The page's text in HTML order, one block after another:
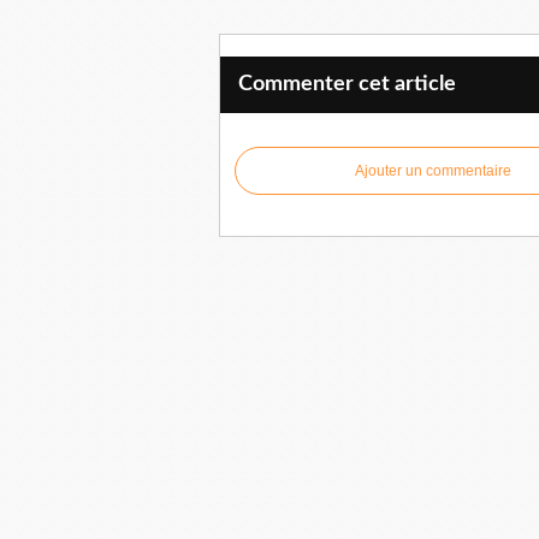
Commenter cet article
Ajouter un commentaire